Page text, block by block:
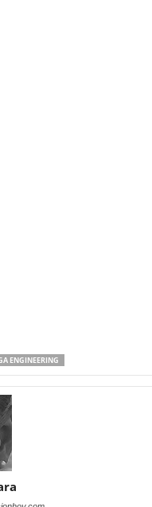
ENGINEERING